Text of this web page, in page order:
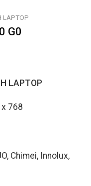
LAPTOP
G0
LAPTOP
768
Chimei, Innolux,